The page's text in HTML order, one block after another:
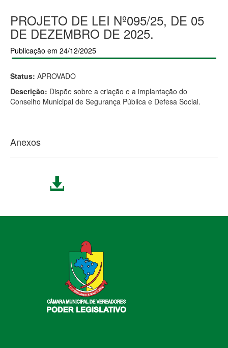
PROJETO DE LEI Nº095/25, DE 05
DE DEZEMBRO DE 2025.
Publicação em 24/12/2025
Status: APROVADO
Descrição: Dispõe sobre a criação e a implantação do
Conselho Municipal de Segurança Pública e Defesa Social.
Anexos